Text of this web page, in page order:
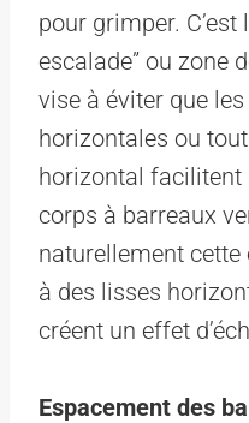
pour grimper. C’est
escalade” ou zone
vise à éviter que
horizontales ou
horizontal facilitent
corps à barreaux
naturellement
à des lisses
créent un effet
Espacement des